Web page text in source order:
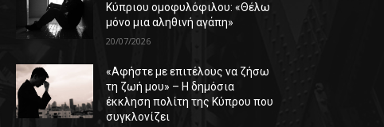
Κύπριου ομοφυλόφιλου: «Θέλω
μόνο μια αληθινή αγάπη»
20/07/2026
«Αφήστε με επιτέλους να ζήσω
τη ζωή μου» – Η δημόσια
έκκληση πολίτη της Κύπρου που
συγκλονίζει